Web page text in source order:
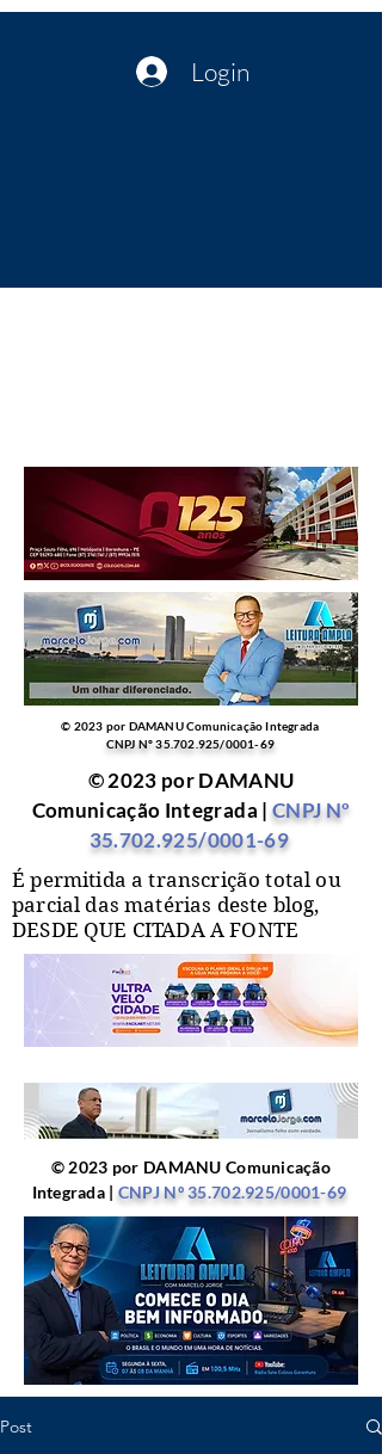
Login
© 2023 por DAMANU Comunicação Integrada
CNPJ Nº35.702.925/0001-69
© 2023 por DAMANU
Comunicação Integrada | CNPJ Nº
35.702.925/0001-69
É permitida a transcrição total ou
parcial das matérias deste blog,
DESDE QUE CITADA A FONTE
© 2023 por DAMANU Comunicação
Integrada | CNPJ Nº35.702.925/0001-69
Post